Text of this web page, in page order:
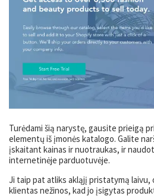
Turėdami šią narystę, gausite prieigą
elementų iš įmonės katalogo. Galite
įskaitant kainas ir nuotraukas, ir
internetinėje parduotuvėje.
Ji taip pat atliks akląjį pristatymą laivu,
klientas nežinos, kad jo įsigytas